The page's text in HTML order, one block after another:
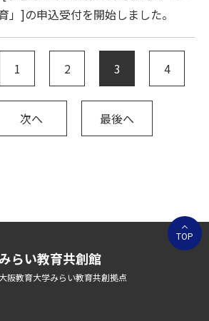
」]の申込受付を開始しました。
1 2 3 4
次へ 最後へ
TOP
みらい教育共創館
大阪教育大学みらい教育共創拠点